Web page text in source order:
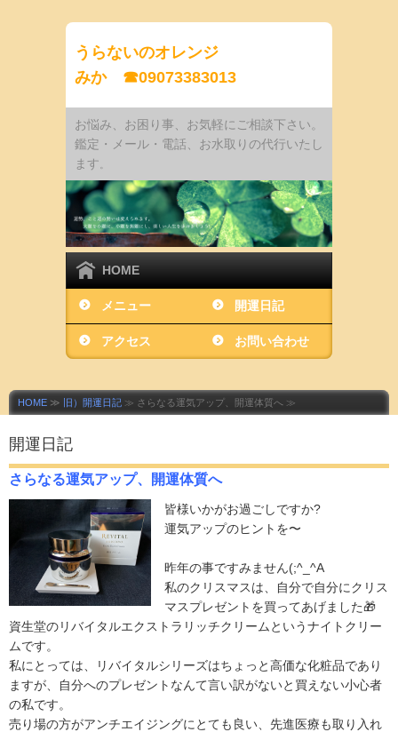
うらないのオレンジ
みか ☎09073383013
お悩み、お困り事、お気軽にご相談下さい。
鑑定・メール・電話、お水取りの代行いたし
ます
HOME
メニュー 開運日記
アクセス お問い合わせ
HOME ≫ 旧）開運日記 ≫ さらなる運気アップ、開運体質へ ≫
開運日記
さらなる運気アップ、開運体質へ
皆様いかがお過ごしですか?
運気アップのヒントを〜
昨年の事ですみません(;^_^A
私のクリスマスは、自分で自分にクリス
マスプレゼントを買ってあげました🎁
資生堂のリバイタルエクストラリッチクリームというナイトクリー
ムです。
私にとっては、リバイタルシリーズはちょっと高価な化粧品であり
ますが、自分へのプレゼントなんて言い訳がないと買えない小心者
の私です。
売り場の方がアンチエイジングにとても良い、先進医療も取り入れ